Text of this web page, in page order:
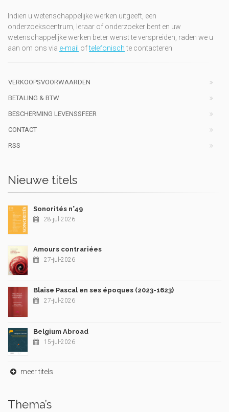
Indien u wetenschappelijke werken uitgeeft, een
onderzoekscentrum, leraar of onderzoeker bent en uw
wetenschappelijke werken beter wenst te verspreiden, raden we u
aan om ons via e-mail oftelefonischte contacteren
VERKOOPSVOORWAARDEN
BETALING & BTW
BESCHERMING LEVENSSFEER
CONTACT
RSS
Nieuwe titels
Sonorités n°49
28-jul-2026
Amours contrariées
27-jul-2026
Blaise Pascal en ses époques (2023-1623)
27-jul-2026
Belgium Abroad
15-jul-2026
meer titels
Thema’s